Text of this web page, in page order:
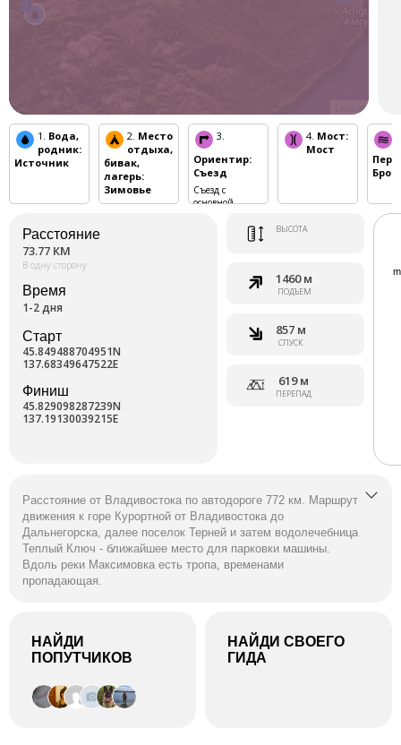
Leaflet
1. Вода,
родник:
Источник
2. Место
отдыха,
бивак,
лагерь:
Зимовье
3.
Ориентир:
Съезд
Съезд с
основной
4. Мост:
Мост
Брод
Расстояние
73.77 КМ
В одну сторону
Время
1-2 дня
Старт
45.849488704951N
137.68349647522E
Финиш
45.829098287239N
137.19130039215E
ВЫСОТА
1460 м
ПОДЪЕМ
857 м
СПУСК
619 м
ПЕРЕПАД
m
Расстояние от Владивостока по автодороге 772 км. Маршрут
движения к горе Курортной от Владивостока до
Дальнегорска, далее поселок Терней и затем водолечебница
Теплый Ключ - ближайшее место для парковки машины.
Вдоль реки Максимовка есть тропа, временами
пропадающая.
НАЙДИ
ПОПУТЧИКОВ
НАЙДИ СВОЕГО
ГИДА